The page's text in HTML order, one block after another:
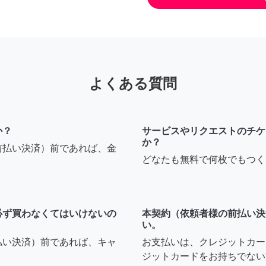
よくある質問
い決済）前であれば、金
サービスやリクエストのチ
か？
どなたも無料で何枚でもつ
買わなくてはいけないの
決済）前であれば、キャ
本契約（依頼者様の前払い
い。
お支払いは、クレジットカ
ジットカードをお持ちでな